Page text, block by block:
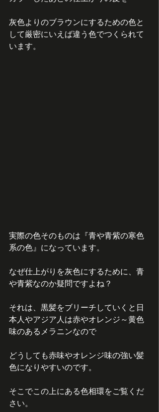
灰色よりのブラウンにするための色と
して厳密にいえば違う色でつくられて
います。
実際の色そのものは『青や青紫の寒色
系の色』になっています。
なぜ仕上がりを灰色にするために、青
や青紫なのか疑問ですよね？
それは、黒髪をブリーチしていくと日
本人やアジア人は赤やオレンジ～黄色
味のあるメラニンなので
どうしても赤味やオレンジ味の強い髪
色になりやすいのです。
そこでこの上にある色相環をご覧くだ
さい。